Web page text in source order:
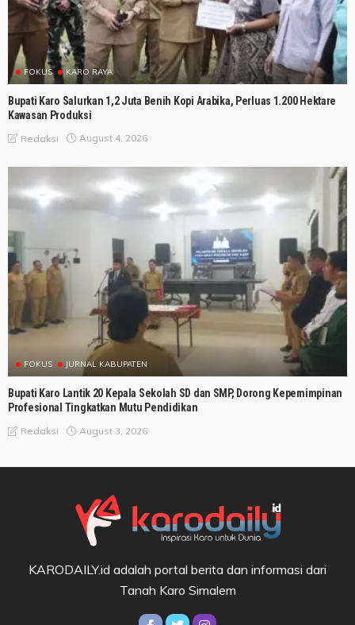
FOKUS KARO RAYA
Bupati Karo Salurkan 1,2 Juta Benih Kopi Arabika, Perluas 1.200 Hektare
Kawasan Produksi
Redaksi August 4, 2026
FOKUS JURNAL KABUPATEN
Bupati Karo Lantik 20 Kepala Sekolah SD dan SMP, Dorong Kepemimpinan
Profesional Tingkatkan Mutu Pendidikan
Redaksi August 3, 2026
KARODAILY.id adalah portal berita dan informasi dari
Tanah Karo Simalem